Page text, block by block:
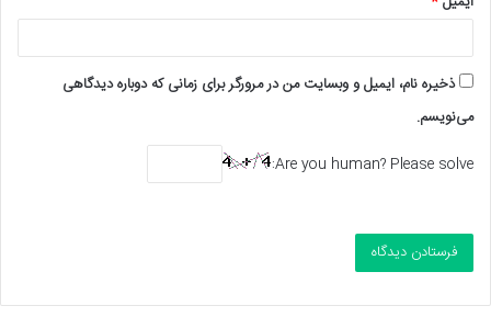
ذخیره نام، ایمیل و وبسایت من در مرورگر برای زمانی که دوباره دیدگاهی
می‌نویسم.
Are you human? Please solve: